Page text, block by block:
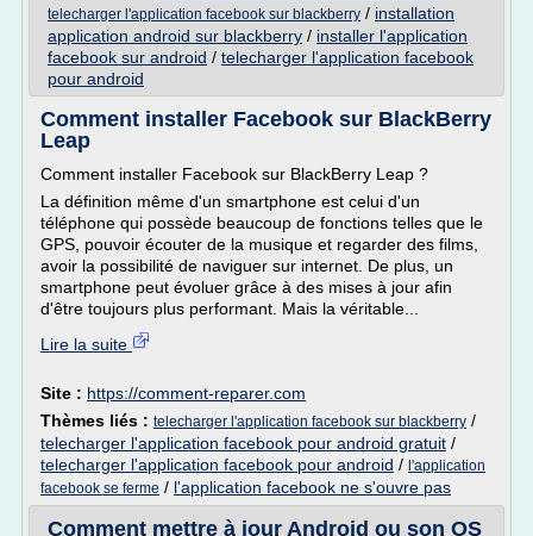
telecharger l'application facebook sur blackberry / installation
application android sur blackberry / installer l'application
facebook sur android / telecharger l'application facebook
pour android
Comment installer Facebook sur BlackBerry
Leap
Comment installer Facebook sur BlackBerry Leap ?
La définition même d'un smartphone est celui d'un
téléphone qui possède beaucoup de fonctions telles que le
GPS, pouvoir écouter de la musique et regarder des films,
avoir la possibilité de naviguer sur internet. De plus, un
smartphone peut évoluer grâce à des mises à jour afin
d'être toujours plus performant. Mais la véritable...
Lire la suite
Site : https://comment-reparer.com
Thèmes liés : telecharger l'application facebook sur blackberry /
telecharger l'application facebook pour android gratuit /
telecharger l'application facebook pour android / l'application
facebook se ferme / l'application facebook ne s'ouvre pas
Comment mettre à jour Android ou son OS